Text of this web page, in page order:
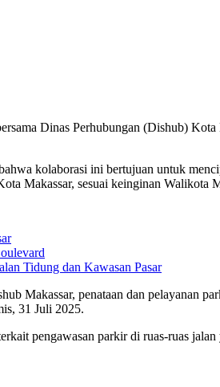
Dinas Perhubungan (Dishub)
kolaborasi ini bertujuan untuk
Makassar, sesuai keinginan Walikota
Tidung dan Kawasan Pasar
Makassar, penataan dan pelayanan
31 Juli 2025.
pengawasan parkir di ruas-ruas